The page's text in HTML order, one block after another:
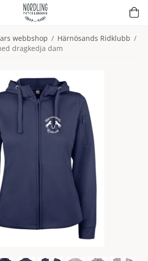
webbshop / Härnösands Ridklubb /
dragkedja dam